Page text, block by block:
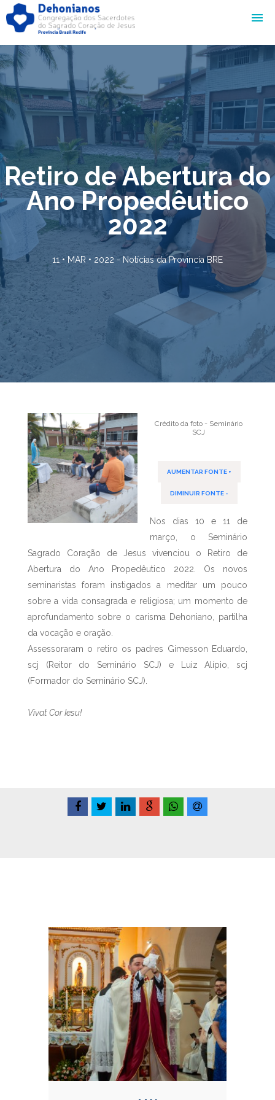
Retiro de Abertura do
Ano Propedêutico
2022
11 • MAR • 2022 - Notícias da Província BRE
Crédito da foto - Seminário
SCJ
AUMENTAR FONTE +
DIMINUIR FONTE -
Nos dias 10 e 11 de
março, o Seminário
Sagrado Coração de Jesus vivenciou o Retiro de
Abertura do Ano Propedêutico 2022. Os novos
seminaristas foram instigados a meditar um pouco
sobre a vida consagrada e religiosa; um momento de
aprofundamento sobre o carisma Dehoniano, partilha
da vocação e oração.
Assessoraram o retiro os padres Gimesson Eduardo,
scj (Reitor do Seminário SCJ) e Luiz Alípio, scj
(Formador do Seminário SCJ).
Vivat Cor Iesu!
Conteúdo Relacionadas